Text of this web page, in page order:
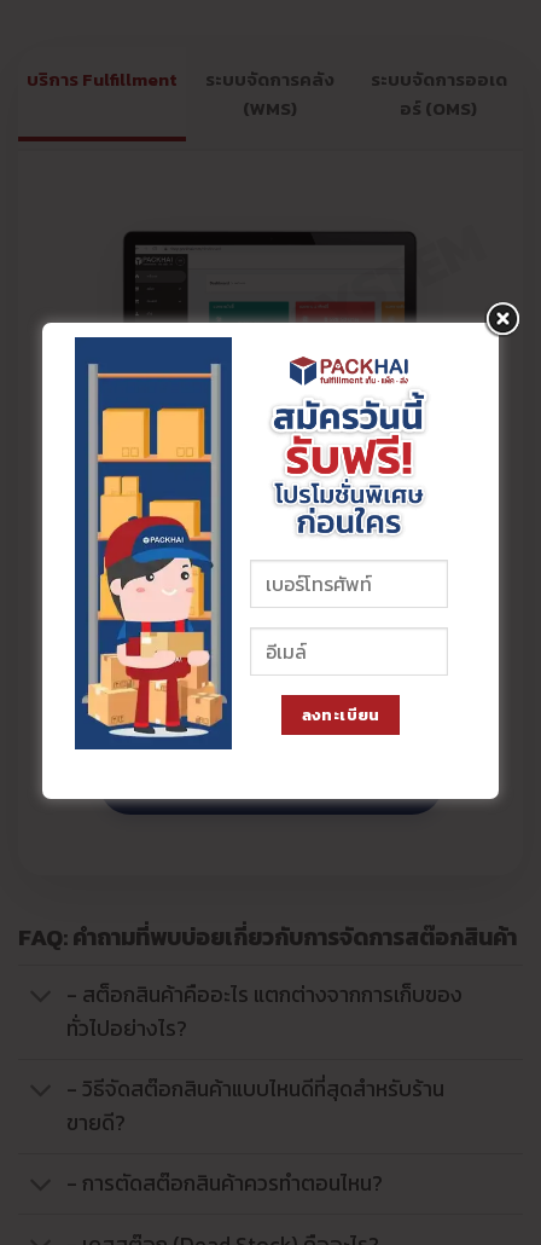
บริการ Fulfillment
ระบบจัดการคลัง
(WMS)
ระบบจัดการออเด
อร์ (OMS)
คลังสินค้าออนไลน์
เก็บ-แพ็ค-ส่ง ครบวงจร
หมดปัญหาแพ็คไม่ทัน สต๊อกพัง พื้นที่เต็ม! ให้
Packhai ดูแลร้านค้าหลังบ้านด้วยระบบมือ
อาชีพ จัดเก็บปลอดภัย แพ็คของแน่นหนา และ
จัดส่งรวดเร็ว จ่ายตามจริง ไม่มีขั้นต่ำ เพื่อให้
คุณมีเวลาโฟกัสยอดขายได้เต็ม 100%
PACKHAI SYSTEM
FAQ: คำถามที่พบบ่อยเกี่ยวกับการจัดการสต๊อกสินค้า
- สต็อกสินค้าคืออะไร แตกต่างจากการเก็บของ
ทั่วไปอย่างไร?
- วิธีจัดสต๊อกสินค้าแบบไหนดีที่สุดสำหรับร้าน
ขายดี?
- การตัดสต๊อกสินค้าควรทำตอนไหน?
ลงทะเบียน